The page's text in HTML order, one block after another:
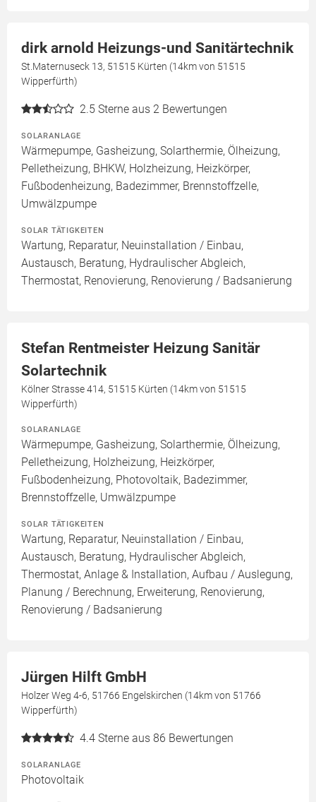
dirk arnold Heizungs-und Sanitärtechnik
St.Maternuseck 13, 51515 Kürten (14km von 51515
Wipperfürth)
2.5 Sterne aus 2 Bewertungen
SOLARANLAGE
Wärmepumpe, Gasheizung, Solarthermie, Ölheizung,
Pelletheizung, BHKW, Holzheizung, Heizkörper,
Fußbodenheizung, Badezimmer, Brennstoffzelle,
Umwälzpumpe
SOLAR TÄTIGKEITEN
Wartung, Reparatur, Neuinstallation / Einbau,
Austausch, Beratung, Hydraulischer Abgleich,
Thermostat, Renovierung, Renovierung / Badsanierung
Stefan Rentmeister Heizung Sanitär
Solartechnik
Kölner Strasse 414, 51515 Kürten (14km von 51515
Wipperfürth)
SOLARANLAGE
Wärmepumpe, Gasheizung, Solarthermie, Ölheizung,
Pelletheizung, Holzheizung, Heizkörper,
Fußbodenheizung, Photovoltaik, Badezimmer,
Brennstoffzelle, Umwälzpumpe
SOLAR TÄTIGKEITEN
Wartung, Reparatur, Neuinstallation / Einbau,
Austausch, Beratung, Hydraulischer Abgleich,
Thermostat, Anlage & Installation, Aufbau / Auslegung,
Planung / Berechnung, Erweiterung, Renovierung,
Renovierung / Badsanierung
Jürgen Hilft GmbH
Holzer Weg 4-6, 51766 Engelskirchen (14km von 51766
Wipperfürth)
4.4 Sterne aus 86 Bewertungen
SOLARANLAGE
Photovoltaik